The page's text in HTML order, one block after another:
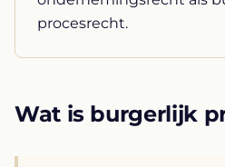
procesrecht.
Wat is burgerlijk